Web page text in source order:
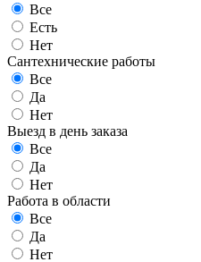
Все
Есть
Нет
Сантехнические работы
Все
Да
Нет
Выезд в день заказа
Все
Да
Нет
Работа в области
Все
Да
Нет